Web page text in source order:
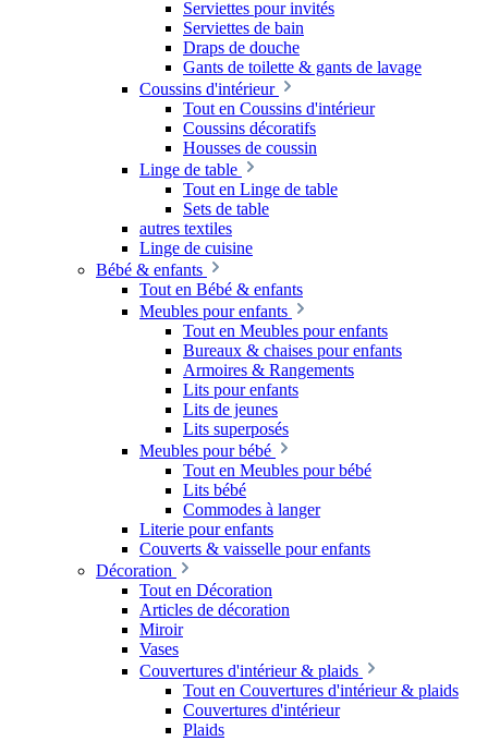
Serviettes pour invités
Serviettes de bain
Draps de douche
Gants de toilette & gants de lavage
Coussins d'intérieur
Tout en Coussins d'intérieur
Coussins décoratifs
Housses de coussin
Linge de table
Tout en Linge de table
Sets de table
autres textiles
Linge de cuisine
Bébé & enfants
Tout en Bébé & enfants
Meubles pour enfants
Tout en Meubles pour enfants
Bureaux & chaises pour enfants
Armoires & Rangements
Lits pour enfants
Lits de jeunes
Lits superposés
Meubles pour bébé
Tout en Meubles pour bébé
Lits bébé
Commodes à langer
Literie pour enfants
Couverts & vaisselle pour enfants
Décoration
Tout en Décoration
Articles de décoration
Miroir
Vases
Couvertures d'intérieur & plaids
Tout en Couvertures d'intérieur & plaids
Couvertures d'intérieur
Plaids